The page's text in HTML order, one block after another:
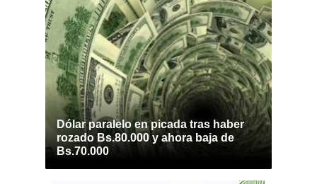
Dólar paralelo en picada tras haber
rozado Bs.80.000 y ahora baja de
Bs.70.000